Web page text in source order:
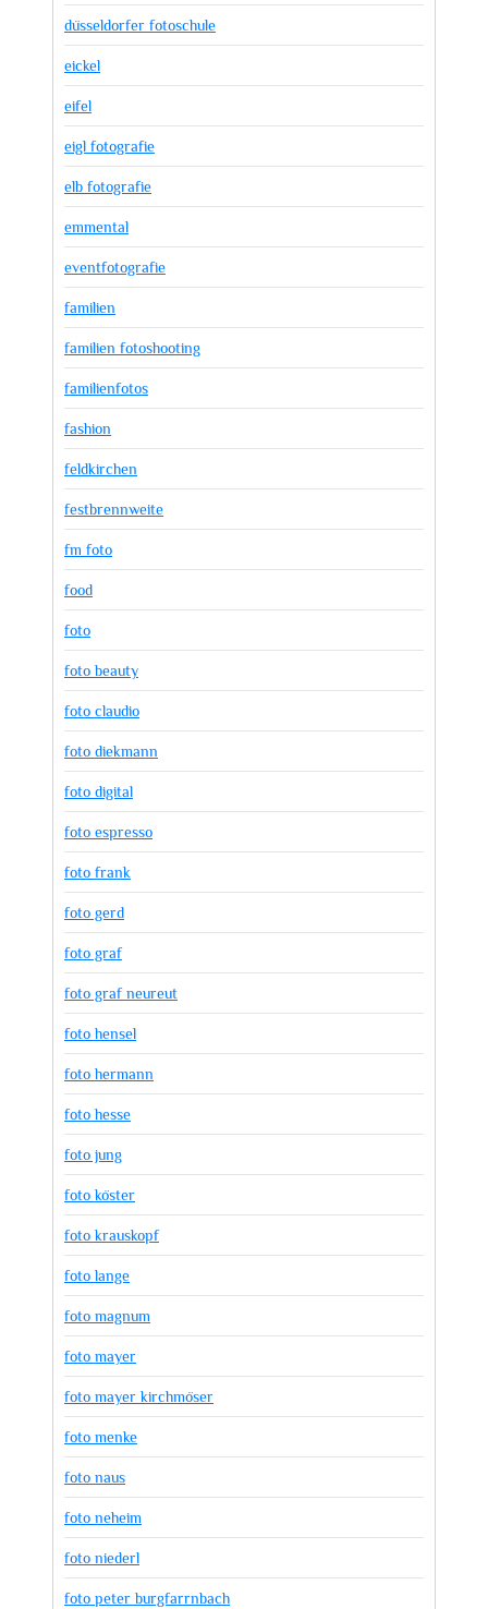
düsseldorfer fotoschule
eickel
eifel
eigl fotografie
elb fotografie
emmental
eventfotografie
familien
familien fotoshooting
familienfotos
fashion
feldkirchen
festbrennweite
fm foto
food
foto
foto beauty
foto claudio
foto diekmann
foto digital
foto espresso
foto frank
foto gerd
foto graf
foto graf neureut
foto hensel
foto hermann
foto hesse
foto jung
foto köster
foto krauskopf
foto lange
foto magnum
foto mayer
foto mayer kirchmöser
foto menke
foto naus
foto neheim
foto niederl
foto peter burgfarrnbach